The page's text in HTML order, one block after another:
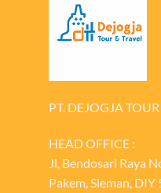
PT. DEJOGJA
HEAD OFFICE :
Jl, Bendosari Raya
Pakem, Sleman, DIY